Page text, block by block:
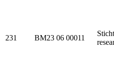
231 BM23 06 00011